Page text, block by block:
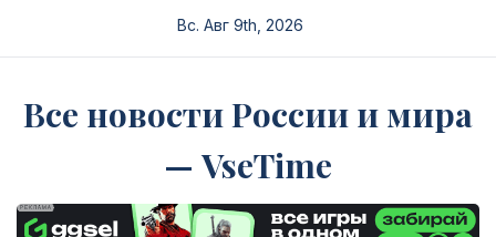
Вс. Авг 9th, 2026
Все новости России и мира
— VseTime